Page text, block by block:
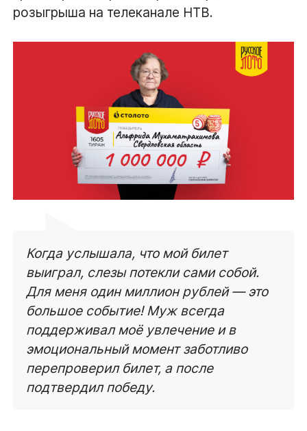
розыгрыша на телеканале НТВ.
Когда услышала, что мой билет
выиграл, слезы потекли сами собой.
Для меня один миллион рублей — это
большое событие! Муж всегда
поддерживал моё увлечение и в
эмоциональный момент заботливо
перепроверил билет, а после
подтвердил победу.